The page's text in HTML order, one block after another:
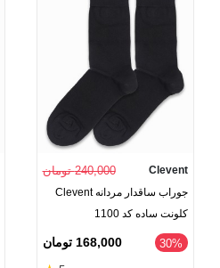
Clevent 240,000 تومان
جوراب ساقدار مردانه Clevent
کلونت ساده کد 1100
‎30% 168,000 تومان